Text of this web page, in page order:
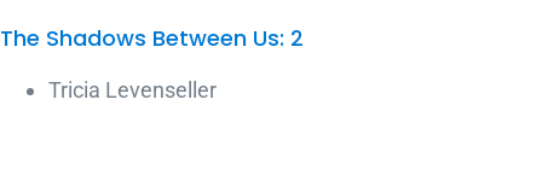
The Shadows Between Us: 2
Tricia Levenseller